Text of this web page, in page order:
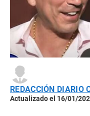
REDACCIÓN DIARIO
Actualizado el 16/01/